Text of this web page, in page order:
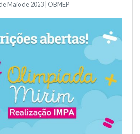
Maio de 2023 | OBMEP